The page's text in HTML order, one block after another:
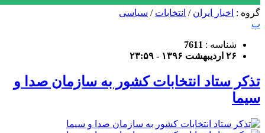
گروه : اخبار ایران / انتخابات / سیاسی
پ
شناسه : 7611
۲۶ اردیبهشت ۱۳۹۶ - ۲۳:۵۹
تذکر ستاد انتخابات کشور به سازمان صدا و
سیما